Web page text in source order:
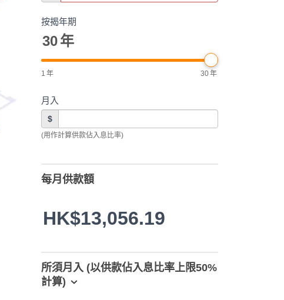
按揭年期
30年
1 年 30年
月入
$
(用作計算供款佔入息比率)
每月供款額
HK$13,056.19
所須月入 (以供款佔入息比率上限50%
計算)